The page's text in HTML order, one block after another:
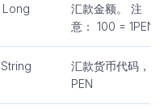
Long
汇款金额。 注
意： 100 = 1PEN
String
汇款货币代码，
PEN